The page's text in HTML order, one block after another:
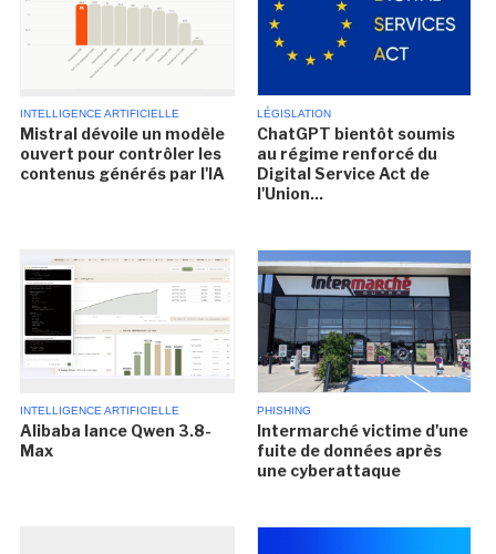
INTELLIGENCE ARTIFICIELLE
Mistral dévoile un modèle
ouvert pour contrôler les
contenus générés par l'IA
LÉGISLATION
ChatGPT bientôt soumis
au régime renforcé du
Digital Service Act de
l'Union...
INTELLIGENCE ARTIFICIELLE
Alibaba lance Qwen 3.8-
Max
PHISHING
Intermarché victime d'une
fuite de données après
une cyberattaque